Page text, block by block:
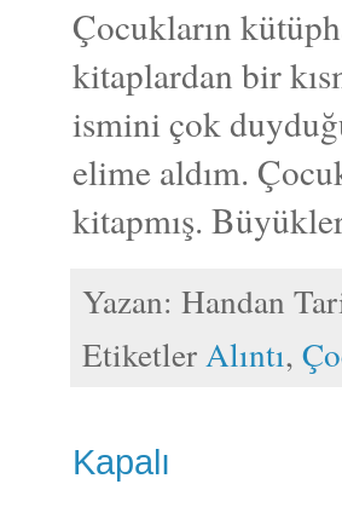
Çocukların
kitaplardan bir
ismini çok
elime aldım.
kitapmış.
Yazan: Handan
EtiketlerAlıntı,
Kapalı